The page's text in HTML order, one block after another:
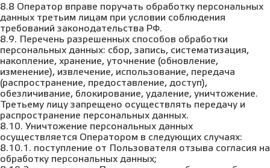
8.8 Оператор вправе поручать обработку персональных
данных третьим лицам при условии соблюдения
требований законодательства РФ.
8.9. Перечень разрешенных способов обработки
персональных данных: сбор, запись, систематизация,
накопление, хранение, уточнение (обновление,
изменение), извлечение, использование, передача
(распространение, предоставление, доступ),
обезличивание, блокирование, удаление, уничтожение.
Третьему лицу запрещено осуществлять передачу и
распространение персональных данных.
8.10. Уничтожение персональных данных
осуществляется Оператором в следующих случаях:
8.10.1. поступление от Пользователя отзыва согласия на
обработку персональных данных;